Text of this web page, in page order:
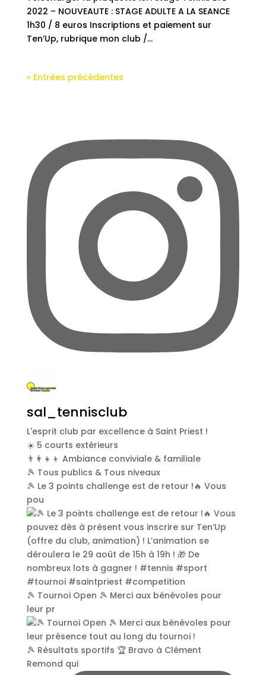
2022 – NOUVEAUTE : STAGE ADULTE A LA SEANCE
1h30 / 8 euros Inscriptions et paiement sur
Ten’Up, rubrique mon club /...
« Entrées précédentes
sal_tennisclub
L'esprit club par excellence à Saint Priest !
☀️ 5 courts extérieurs
👨‍👩‍👧‍👦 Ambiance conviviale & familiale
🎾 Tous publics & Tous niveaux
🎾 Le 3 points challenge est de retour !🔥 Vous
pou
🎾 Tournoi Open 🎾 Merci aux bénévoles pour
leur pr
🎾 Résultats sportifs 🏆 Bravo à Clément
Remond qui